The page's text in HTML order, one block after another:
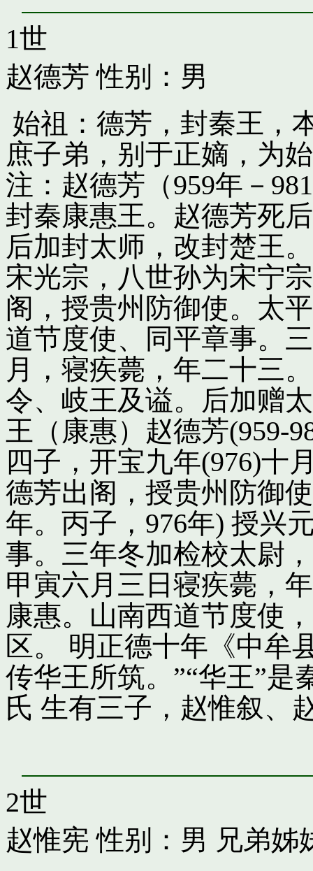
1世
赵德芳 性别：男
始祖：德芳，封秦王，
庶子弟，别于正嫡，为
注：赵德芳（959年－
封秦康惠王。赵德芳死
后加封太师，改封楚王
宋光宗，八世孙为宋宁
阁，授贵州防御使。太
道节度使、同平章事。
月，寝疾薨，年二十三
令、岐王及谥。后加赠
王（康惠）赵德芳(959-
四子，开宝九年(976)十
德芳出阁，授贵州防御
年。丙子，976年) 授兴
事。三年冬加检校太尉
甲寅六月三日寝疾薨，
康惠。山南西道节度使
区。 明正德十年《中牟
传华王所筑。”“华王”是
氏 生有三子，赵惟叙、
2世
赵惟宪 性别：男 兄弟姊